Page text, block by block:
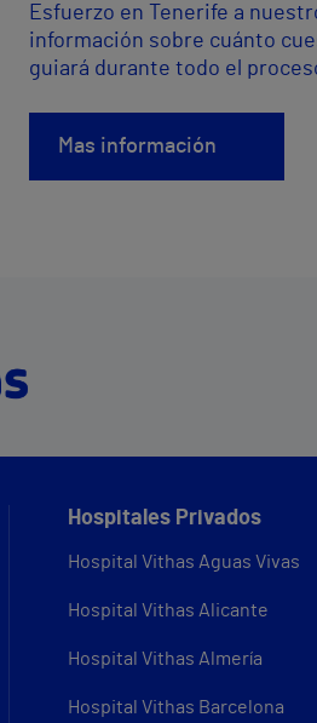
Esfuerzo en Tenerife a
información sobre cuánto
guiará durante todo el
Mas información
Hospitales Privados
Hospital Vithas Aguas Vivas
Hospital Vithas Alicante
Hospital Vithas Almería
Hospital Vithas Barcelona